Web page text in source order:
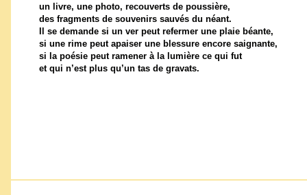
un livre, une photo, recouverts de poussière,
des fragments de souvenirs sauvés du néant.
Il se demande si un ver peut refermer une plaie béante,
si une rime peut apaiser une blessure encore saignante,
si la poésie peut ramener à la lumière ce qui fut
et qui n’est plus qu’un tas de gravats.